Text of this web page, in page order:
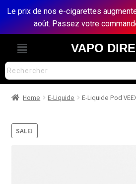
Le prix de nos e-cigarettes
août. Passez votre
VAPO
Home E-Liquide E-Liquide Pod
SALE!